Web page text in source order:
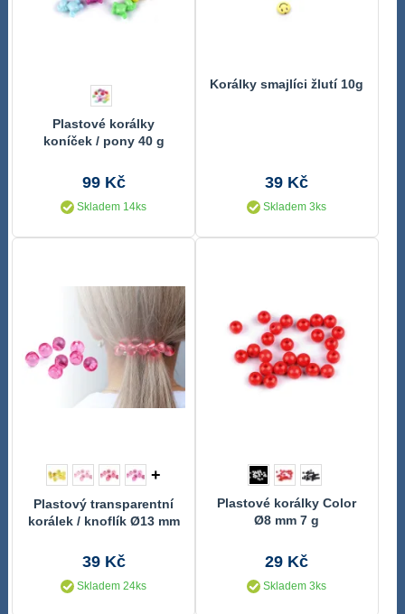
Plastové korálky
koníček / pony 40 g
99 Kč
Skladem 14ks
Korálky smajlíci žlutí 10g
39 Kč
Skladem 3ks
+
Plastový transparentní
korálek / knoflík Ø13 mm
39 Kč
Skladem 24ks
Plastové korálky Color
Ø8 mm 7 g
29 Kč
Skladem 3ks